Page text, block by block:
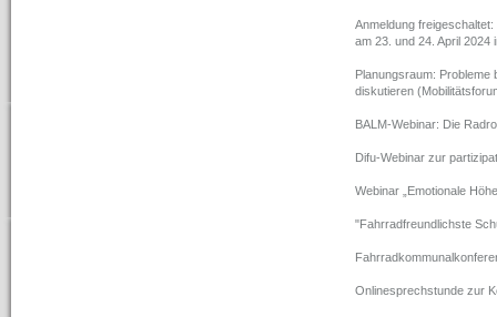
Anmeldung
am 23. und 24. April 2024
Planungsraum: Probleme
diskutieren
BALM-Webinar: Die
Difu-Webinar zur
Webinar „Emotionale
"Fahrradfreundlichste
Onlinesprechstunde zur